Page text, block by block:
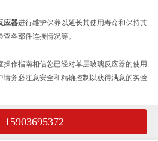
应器进行维护保养以延长其使用寿命和保持其
各部件连接情况等。
作指南相信您已经对单层玻璃反应器的使用
务必注意安全和精确控制以获得满意的实验
15903695372